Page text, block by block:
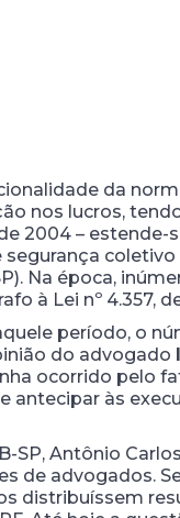
da
nos lucros,
de 2004 –
Na época,
à Lei nº 4.357,
período, o
do advogado
ocorrido pelo
às
Antônio
de advogados.
distribuíssem